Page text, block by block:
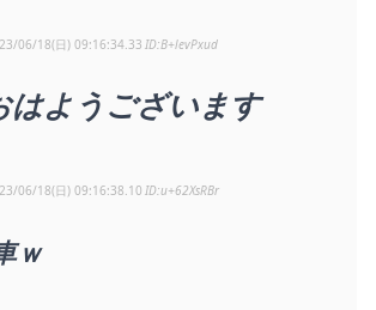
06/18(日) 09:16:34.33 B+levPxud
はようございます
06/18(日) 09:16:38.10 u+62XsRBr
ｗ